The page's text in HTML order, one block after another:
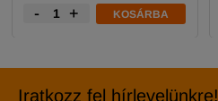
- + KOSÁRBA
Iratkozz fel hírlevelünkre!